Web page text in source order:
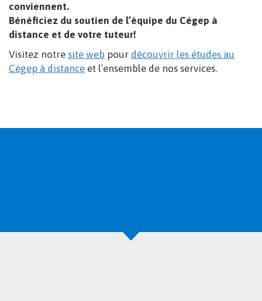
conviennent.
Bénéficiez du soutien de l’équipe du Cégep à
distance et de votre tuteur!
Visitez notre site web pour découvrir les études au
Cégep à distance et l’ensemble de nos services.